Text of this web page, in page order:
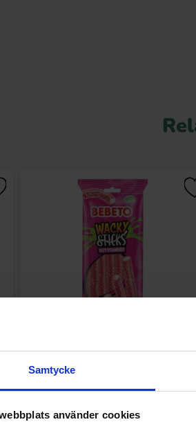
Samtycke
använder cookies
Bebeto Wacky Sticks Strawberry
Kjøp